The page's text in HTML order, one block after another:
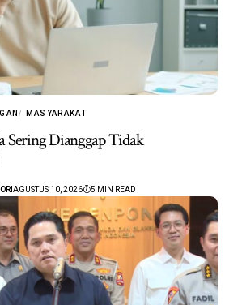
MASYARAKAT
Sering Dianggap Tidak
AGUSTUS 10, 2026 5 MIN READ